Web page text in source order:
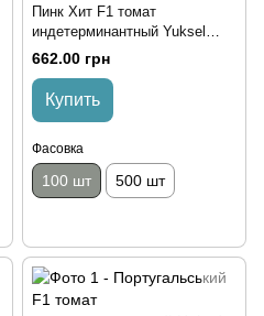
Пинк Хит F1 томат
индетерминантный Yuksel
Tohum 100 семян
662.00 грн
Купить
Фасовка
100 шт 500 шт